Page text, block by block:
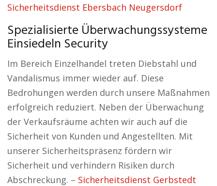
Sicherheitsdienst Ebersbach Neugersdorf
Spezialisierte Überwachungssysteme
Einsiedeln Security
Im Bereich Einzelhandel treten Diebstahl und
Vandalismus immer wieder auf. Diese
Bedrohungen werden durch unsere Maßnahmen
erfolgreich reduziert. Neben der Überwachung
der Verkaufsräume achten wir auch auf die
Sicherheit von Kunden und Angestellten. Mit
unserer Sicherheitspräsenz fördern wir
Sicherheit und verhindern Risiken durch
Abschreckung. – Sicherheitsdienst Gerbstedt